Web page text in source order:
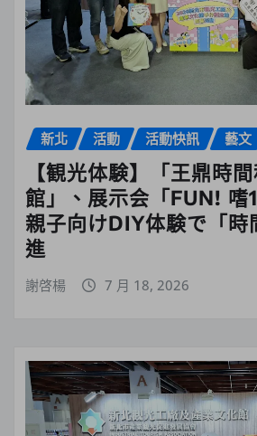
新北 活動 活動快訊 藝文
【観光体験】「王鼎時
館」、展示会「FUN! 嗜
親子向けDIY体験で「時
進
謝啓楊 7 月 18, 2026